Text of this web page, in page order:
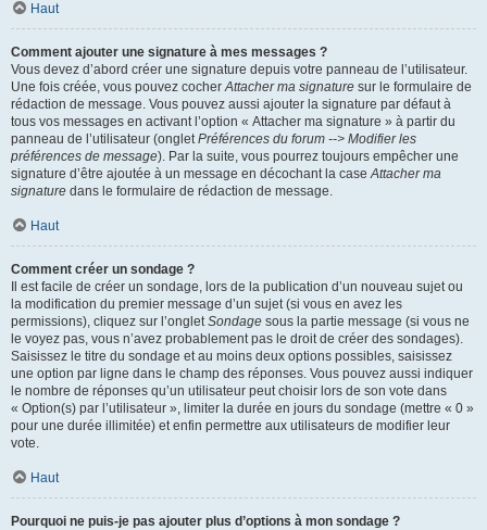
Haut
Comment ajouter une signature à mes messages ?
Vous devez d’abord créer une signature depuis votre panneau de l’utilisateur.
Une fois créée, vous pouvez cocherAttacher ma signature sur le formulaire de
rédaction de message. Vous pouvez aussi ajouter la signature par défaut à
tous vos messages en activant l’option « Attacher ma signature » à partir du
panneau de l’utilisateur (ongletPréférences du forum --> Modifier les
préférences de message). Par la suite, vous pourrez toujours empêcher une
signature d’être ajoutée à un message en décochant la caseAttacher ma
signature dans le formulaire de rédaction de message.
Haut
Comment créer un sondage ?
Il est facile de créer un sondage, lors de la publication d’un nouveau sujet ou
la modification du premier message d’un sujet (si vous en avez les
permissions), cliquez sur l’ongletSondage sous la partie message (si vous ne
le voyez pas, vous n’avez probablement pas le droit de créer des sondages).
Saisissez le titre du sondage et au moins deux options possibles, saisissez
une option par ligne dans le champ des réponses. Vous pouvez aussi indiquer
le nombre de réponses qu’un utilisateur peut choisir lors de son vote dans
« Option(s) par l’utilisateur », limiter la durée en jours du sondage (mettre « 0 »
pour une durée illimitée) et enfin permettre aux utilisateurs de modifier leur
vote.
Haut
Pourquoi ne puis-je pas ajouter plus d’options à mon sondage ?